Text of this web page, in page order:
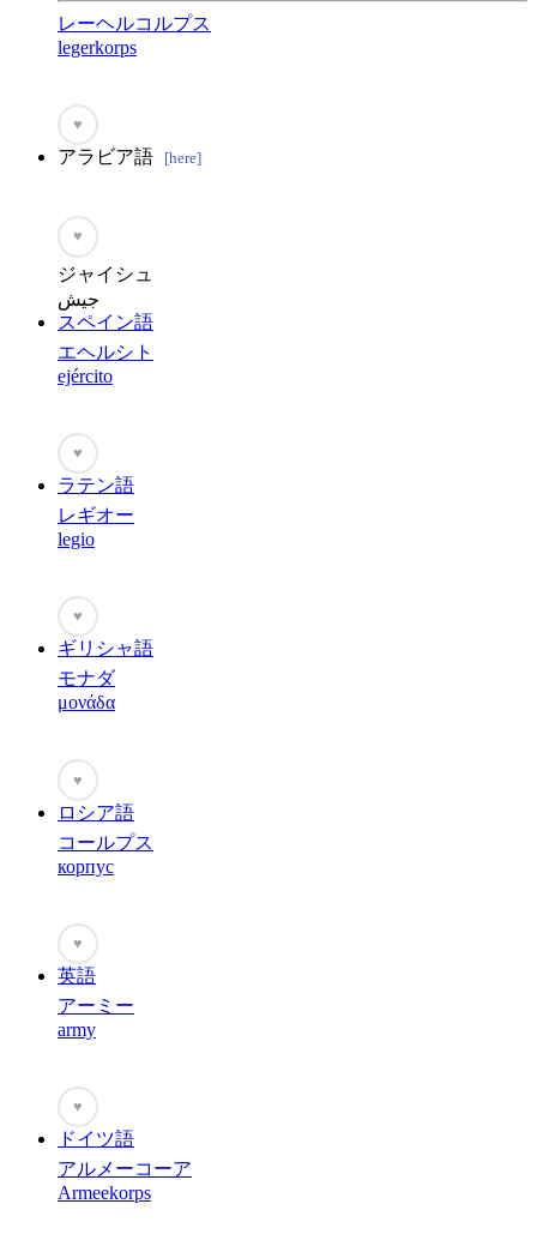
レーヘルコルプス
legerkorps
♥
アラビア語 [here]
♥
ジャイシュ
جيش
スペイン語
エヘルシト
ejército
♥
ラテン語
レギオー
legio
♥
ギリシャ語
モナダ
μονάδα
♥
ロシア語
コールプス
корпус
♥
英語
アーミー
army
♥
ドイツ語
アルメーコーア
Armeekorps